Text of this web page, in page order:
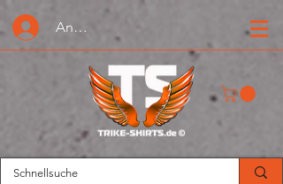
Anmelden oder Registrieren